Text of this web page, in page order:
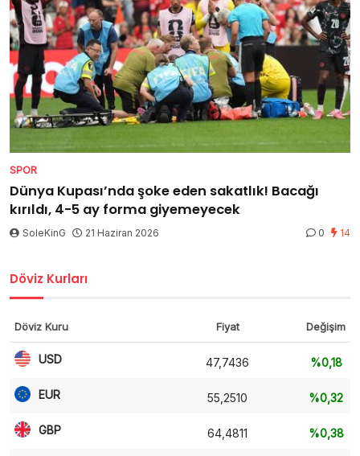
SPOR
Dünya Kupası’nda şoke eden sakatlık! Bacağı
kırıldı, 4-5 ay forma giyemeyecek
SoleKinG 21 Haziran 2026 0 14
Döviz Kurları
Döviz Kuru Fiyat Değişim
USD 47,7436 %0,18
EUR 55,2510 %0,32
GBP 64,4811 %0,38